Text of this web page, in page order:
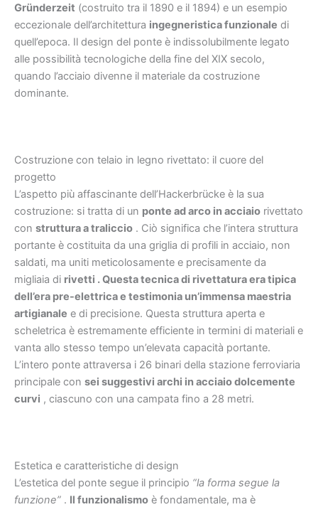
Gründerzeit (costruito tra il 1890 e il 1894) e un esempio
eccezionale dell’architettura ingegneristica funzionale di
quell’epoca. Il design del ponte è indissolubilmente legato
alle possibilità tecnologiche della fine del XIX secolo,
quando l’acciaio divenne il materiale da costruzione
dominante.
Costruzione con telaio in legno rivettato: il cuore del
progetto
L’aspetto più affascinante dell’Hackerbrücke è la sua
costruzione: si tratta di un ponte ad arco in acciaio rivettato
con struttura a traliccio . Ciò significa che l’intera struttura
portante è costituita da una griglia di profili in acciaio, non
saldati, ma uniti meticolosamente e precisamente da
migliaia di rivetti . Questa tecnica di rivettatura era tipica
dell’era pre-elettrica e testimonia un’immensa maestria
artigianale e di precisione. Questa struttura aperta e
scheletrica è estremamente efficiente in termini di materiali e
vanta allo stesso tempo un’elevata capacità portante.
L’intero ponte attraversa i 26 binari della stazione ferroviaria
principale con sei suggestivi archi in acciaio dolcemente
curvi , ciascuno con una campata fino a 28 metri.
Estetica e caratteristiche di design
L’estetica del ponte segue il principio “la forma segue la
funzione” . Il funzionalismo è fondamentale, ma è